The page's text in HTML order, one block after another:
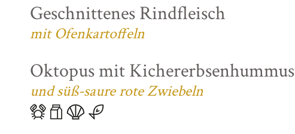
Geschnittenes Rindfleisch
mit Ofenkartoffeln
Oktopus mit Kichererbsenhummus
und süß-saure rote Zwiebeln